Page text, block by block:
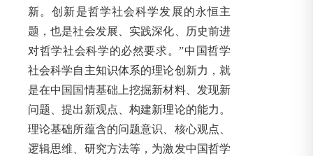
新。创新是哲学社会科学发展的永恒主
题，也是社会发展、实践深化、历史前进
对哲学社会科学的必然要求。”中国哲学
社会科学自主知识体系的理论创新力，就
是在中国国情基础上挖掘新材料、发现新
问题、提出新观点、构建新理论的能力。
理论基础所蕴含的问题意识、核心观点、
逻辑思维、研究方法等，为激发中国哲学